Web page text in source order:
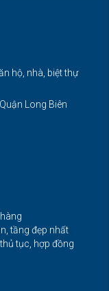
hộ, nhà, biệt thự
Long Biên
tầng đẹp nhất
tục, hợp đồng